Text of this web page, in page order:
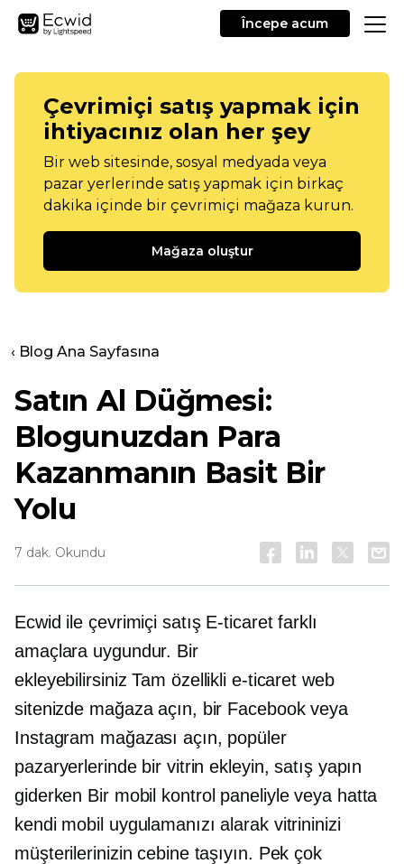
Începe acum
Çevrimiçi satış yapmak için
ihtiyacınız olan her şey
Bir web sitesinde, sosyal medyada veya
pazar yerlerinde satış yapmak için birkaç
dakika içinde bir çevrimiçi mağaza kurun.
Mağaza oluştur
‹ Blog Ana Sayfasına
Satın Al Düğmesi:
Blogunuzdan Para
Kazanmanın Basit Bir
Yolu
7 dak. Okundu
Ecwid ile çevrimiçi satış E-ticaretfarklı
amaçlara uygundur. Bir
ekleyebilirsinizTam özellikli e-ticaret web
sitenizde mağaza açın, bir Facebook veya
Instagram mağazası açın, popüler
pazaryerlerinde bir vitrin ekleyin, satış yapın
giderken Bir mobil kontrol paneliyle veya hatta
kendi mobil uygulamanızı alarak vitrininizi
müşterilerinizin cebine taşıyın. Pek çok